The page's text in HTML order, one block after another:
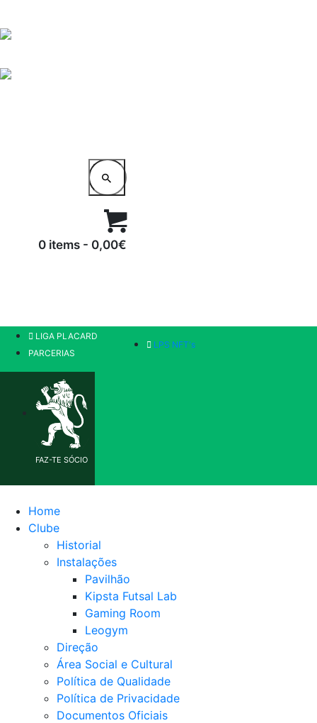
0 items - 0,00€
LIGA PLACARD
PARCERIAS
LPS NFT's
FAZ-TE SÓCIO
Home
Clube
Historial
Instalações
Pavilhão
Kipsta Futsal Lab
Gaming Room
Leogym
Direção
Área Social e Cultural
Política de Qualidade
Política de Privacidade
Documentos Oficiais